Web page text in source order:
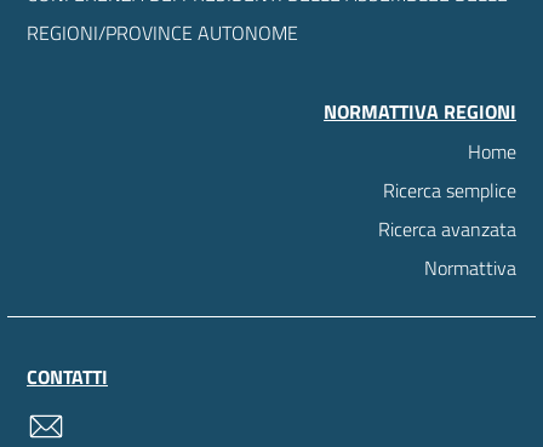
REGIONI/PROVINCE AUTONOME
NORMATTIVA REGIONI
Home
Ricerca semplice
Ricerca avanzata
Normattiva
CONTATTI